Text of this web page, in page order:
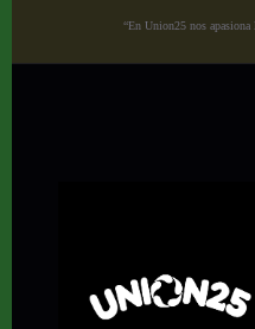
“En Union25 nos